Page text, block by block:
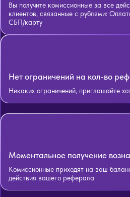
Вы получите комиссионные за все
клиентов, связанные с рублями:
СБП/карту
Нет ограничений на кол-во
Никаких ограничений, приглашайте
Моментальное получение
Комиссионные приходят на ваш
действия вашего реферала